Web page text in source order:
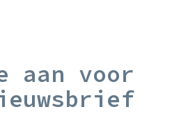
aan voor